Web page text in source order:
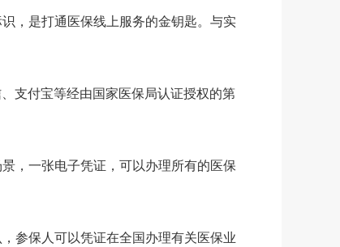
，是打通医保线上服务的金钥匙。与实
支付宝等经由国家医保局认证授权的第
，一张电子凭证，可以办理所有的医保
参保人可以凭证在全国办理有关医保业